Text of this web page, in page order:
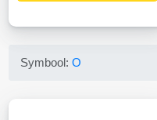
Symbool:O